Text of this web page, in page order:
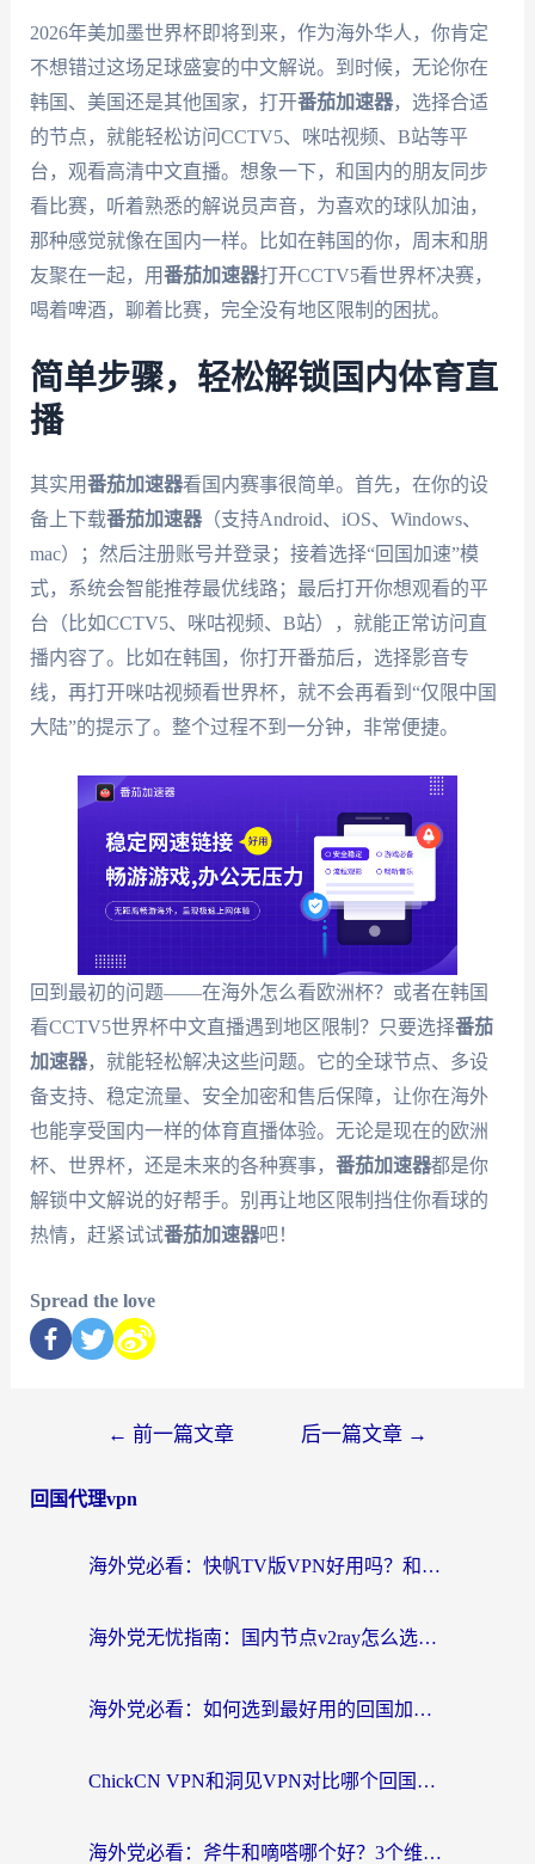
2026年美加墨世界杯即将到来，作为海外华人，你肯定
不想错过这场足球盛宴的中文解说。到时候，无论你在
韩国、美国还是其他国家，打开番茄加速器，选择合适
的节点，就能轻松访问CCTV5、咪咕视频、B站等平
台，观看高清中文直播。想象一下，和国内的朋友同步
看比赛，听着熟悉的解说员声音，为喜欢的球队加油，
那种感觉就像在国内一样。比如在韩国的你，周末和朋
友聚在一起，用番茄加速器打开CCTV5看世界杯决赛，
喝着啤酒，聊着比赛，完全没有地区限制的困扰。
简单步骤，轻松解锁国内体育直
播
其实用番茄加速器看国内赛事很简单。首先，在你的设
备上下载番茄加速器（支持Android、iOS、Windows、
mac）；然后注册账号并登录；接着选择“回国加速”模
式，系统会智能推荐最优线路；最后打开你想观看的平
台（比如CCTV5、咪咕视频、B站），就能正常访问直
播内容了。比如在韩国，你打开番茄后，选择影音专
线，再打开咪咕视频看世界杯，就不会再看到“仅限中国
大陆”的提示了。整个过程不到一分钟，非常便捷。
回到最初的问题——在海外怎么看欧洲杯？或者在韩国
看CCTV5世界杯中文直播遇到地区限制？只要选择番茄
加速器，就能轻松解决这些问题。它的全球节点、多设
备支持、稳定流量、安全加密和售后保障，让你在海外
也能享受国内一样的体育直播体验。无论是现在的欧洲
杯、世界杯，还是未来的各种赛事， 番茄加速器都是你
解锁中文解说的好帮手。别再让地区限制挡住你看球的
热情，赶紧试试番茄加速器吧！
Spread the love
← 前一篇文章 后一篇文章 →
回国代理vpn
海外党必看：快帆TV版VPN好用吗？和快游VPN对比哪个回国效果更好？附实用避坑指南
海外党无忧指南：国内节点v2ray怎么选？一键回国VPN+多场景实测帮你避坑
海外党必看：如何选到最好用的回国加速器？从节点到售后的全维度指南
ChickCN VPN和洞见VPN对比哪个回国效果更好？海外党亲测3款加速器+避坑指南
海外党必看：斧牛和嘀嗒哪个好？3个维度教你选对回国加速器